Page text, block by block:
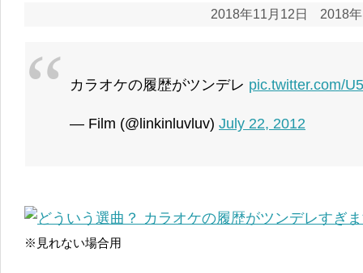
2018年11月12日 2018
カラオケの履歴がツンデレ pic.twitter.com/
— Film (@linkinluvluv) July 22, 2012
※見れない場合用